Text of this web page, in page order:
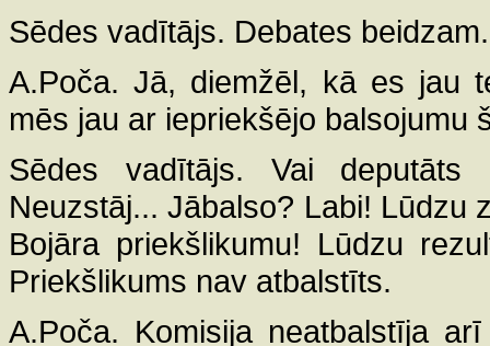
Sēdes vadītājs. Debates
A.Poča. Jā, diemžēl, kā es jau
mēs jau ar iepriekšējo balsojumu
Sēdes vadītājs. Vai
Neuzstāj... Jābalso? Labi! Lūdzu
Bojāra priekšlikumu! Lūdzu
Priekšlikums nav atbalstīts.
A.Poča. Komisija neatbalstīja